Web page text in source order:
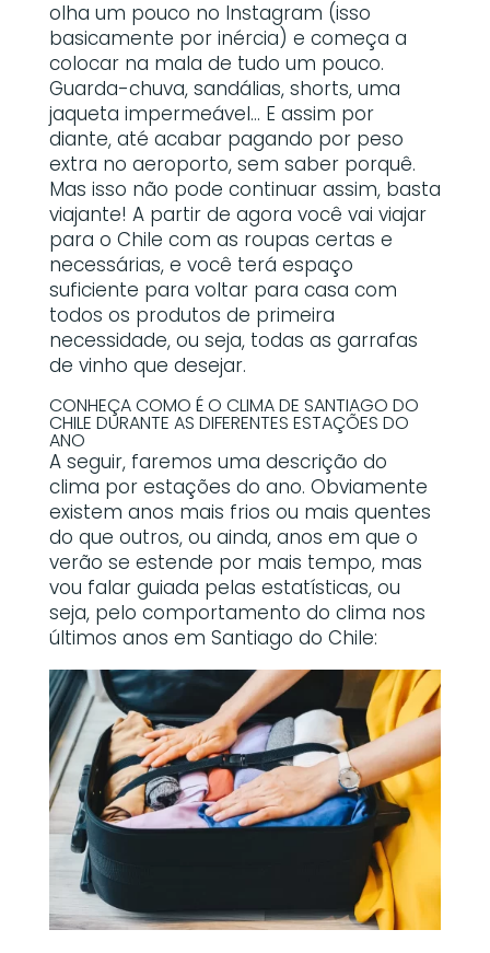
olha um pouco no Instagram (isso
basicamente por inércia) e começa a
colocar na mala de tudo um pouco.
Guarda-chuva, sandálias, shorts, uma
jaqueta impermeável… E assim por
diante, até acabar pagando por peso
extra no aeroporto, sem saber porquê.
Mas isso não pode continuar assim, basta
viajante! A partir de agora você vai viajar
para o Chile com as roupas certas e
necessárias, e você terá espaço
suficiente para voltar para casa com
todos os produtos de primeira
necessidade, ou seja, todas as garrafas
de vinho que desejar.
CONHEÇA COMO É O CLIMA DE SANTIAGO DO
CHILE DURANTE AS DIFERENTES ESTAÇÕES DO
ANO
A seguir, faremos uma descrição do
clima por estações do ano. Obviamente
existem anos mais frios ou mais quentes
do que outros, ou ainda, anos em que o
verão se estende por mais tempo, mas
vou falar guiada pelas estatísticas, ou
seja, pelo comportamento do clima nos
últimos anos em Santiago do Chile: